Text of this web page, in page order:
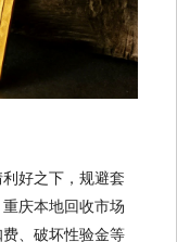
好之下，规避套
庆本地回收市场
、破坏性验金等